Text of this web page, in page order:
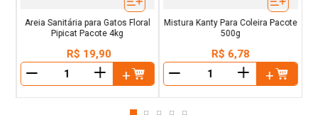
Areia Sanitária para Gatos Floral
Pipicat Pacote 4kg
R$ 19,90
＋
Mistura Kanty Para Coleira Pacote
500g
R$ 6,78
＋